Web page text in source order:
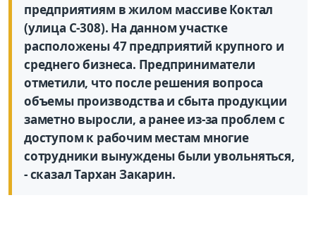
предприятиям в жилом массиве Коктал
(улица С-308). На данном участке
расположены 47 предприятий крупного и
среднего бизнеса. Предприниматели
отметили, что после решения вопроса
объемы производства и сбыта продукции
заметно выросли, а ранее из-за проблем с
доступом к рабочим местам многие
сотрудники вынуждены были увольняться,
- сказал Тархан Закарин.